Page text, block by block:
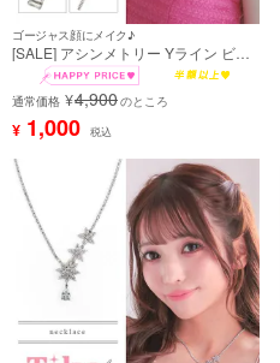
ゴージャス顔にメイク♪
[SALE] アシンメトリー Yライン ビジ
ュー シルバー アクセサリー 2点セッ
ト [ネックレス＋ピアス]
通常価格 ¥4,900のところ
¥ 1,000 税込